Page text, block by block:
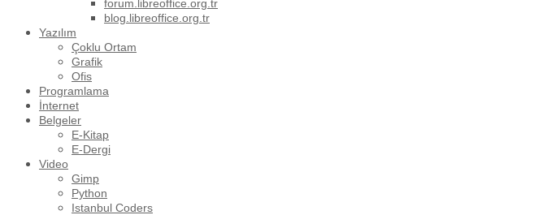
forum.libreoffice.org.tr
blog.libreoffice.org.tr
Yazılım
Çoklu Ortam
Grafik
Ofis
Programlama
İnternet
Belgeler
E-Kitap
E-Dergi
Video
Gimp
Python
Istanbul Coders